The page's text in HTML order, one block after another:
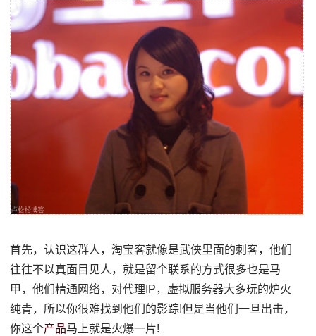
首先，认识这群人，淘宝客就像是武侠里面的刺客，他们
往往不以真面目见人，就是留个联系的方式很多也是马
甲，他们精通网络，对代理IP，虚拟服务器大多玩的炉火
纯青，所以你很难找到他们的影踪!但是当他们一旦出击，
你这个产品马上就是火爆一片!